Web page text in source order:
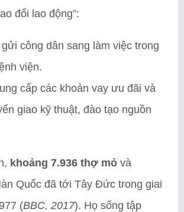
đổi lao động”:
gửi công dân sang làm việc trong
viện.
cấp các khoản vay ưu đãi và
giao kỹ thuật, đào tạo nguồn
khoảng 7.936 thợ mỏ và
Quốc đã tới Tây Đức trong giai
(BBC, 2017). Họ sống tập